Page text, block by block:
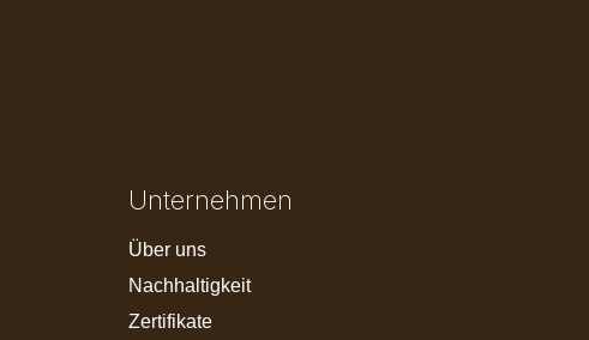
Unternehmen
Über uns
Nachhaltigkeit
Zertifikate